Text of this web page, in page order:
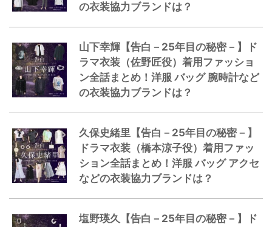
の衣装協力ブランドは？
山下幸輝【告白－25年目の秘密－】ド
ラマ衣装（佐野匠役）着用ファッショ
ン全話まとめ！洋服 バッグ 腕時計など
の衣装協力ブランドは？
久保史緒里【告白－25年目の秘密－】
ドラマ衣装（橋本涼子役）着用ファッ
ション全話まとめ！洋服 バッグ アクセ
などの衣装協力ブランドは？
塩野瑛久【告白－25年目の秘密－】ド